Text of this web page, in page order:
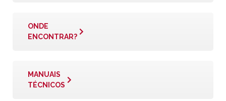
ONDE
ENCONTRAR?
MANUAIS
TÉCNICOS